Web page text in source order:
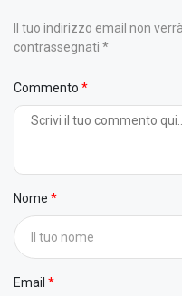
Il tuo indirizzo email non
contrassegnati *
Commento
Nome
Email